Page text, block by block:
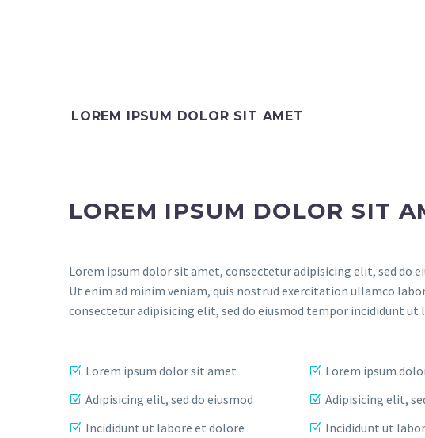
LOREM IPSUM DOLOR SIT AMET
LOREM IPSUM DOLOR SIT
Lorem ipsum dolor sit amet, consectetur adipisicing elit, sed do
Ut enim ad minim veniam, quis nostrud exercitation ullamco
consectetur adipisicing elit, sed do eiusmod tempor incididunt ut
Lorem ipsum dolor sit amet
Adipisicing elit, sed do eiusmod
Incididunt ut labore et dolore
Lorem ipsum
Adipisicing elit,
Incididunt ut